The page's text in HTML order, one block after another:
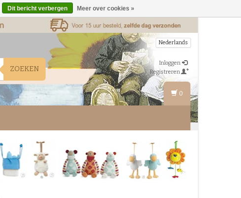
ZOEKEN
Nederlands
Inloggen
Registreren
0
Dit bericht verbergen Meer over cookies »